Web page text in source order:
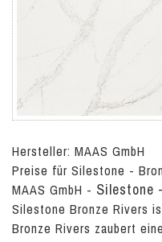
Hersteller: MAAS GmbH
Preise für Silestone -
MAAS GmbH - Silestone
Silestone Bronze Rivers
Bronze Rivers zaubert